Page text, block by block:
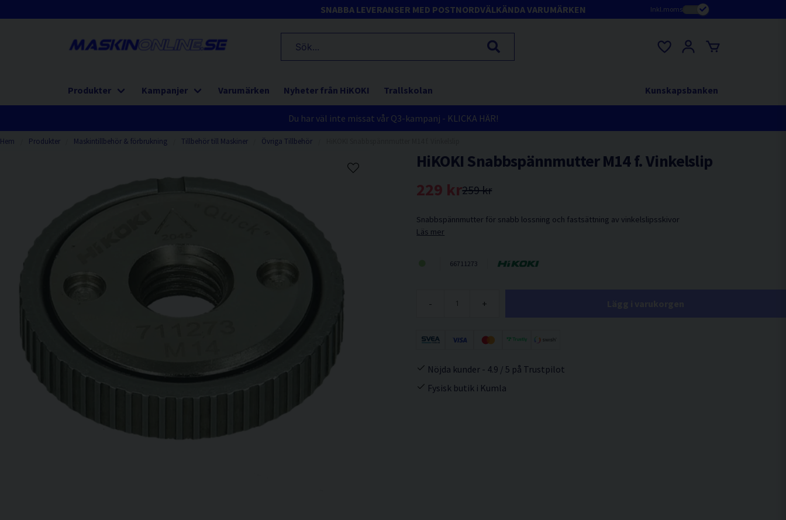
SNABBA LEVERANSER MED POSTNORDVÄLKÄNDA VARUMÄRKEN Inkl.moms
Produkter Kampanjer Varumärken Nyheter från HiKOKI Trallskolan Kunskapsbanken
Du har väl inte missat vår Q3-kampanj - KLICKA HÄR!
Hem Produkter Maskintillbehör & förbrukning Tillbehör till Maskiner Övriga Tillbehör
HiKOKI Snabbspännmutter M14 f. Vinkelslip
259 kr
229 kr
Snabbspännmutter för snabb lossning och fastsättning av vinkelslipsskivor
Läs mer
66711273
- +
Nöjda kunder - 4.9 / 5 på Trustpilot
Fysisk butik i Kumla